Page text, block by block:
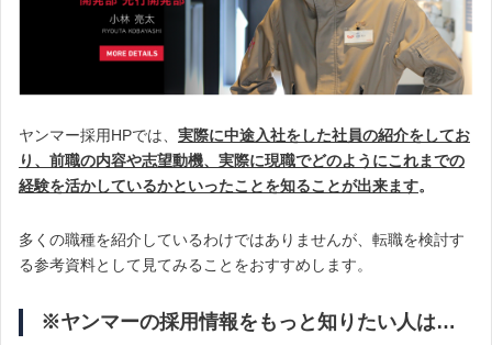
ヤンマー採用HPでは、 実際に中途入社をした社員の紹介をしてお
り、前職の内容や志望動機、実際に現職でどのようにこれまでの
経験を活かしているかといったことを知ることが出来ます。
多くの職種を紹介しているわけではありませんが、転職を検討す
る参考資料として見てみることをおすすめします。
※ヤンマーの採用情報をもっと知りたい人は…